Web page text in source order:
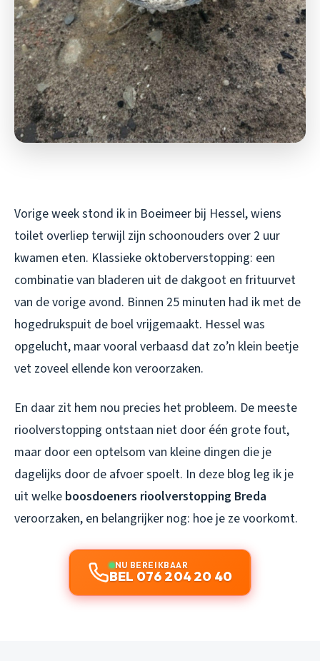
Vorige week stond ik in Boeimeer bij Hessel, wiens
toilet overliep terwijl zijn schoonouders over 2 uur
kwamen eten. Klassieke oktoberverstopping: een
combinatie van bladeren uit de dakgoot en frituurvet
van de vorige avond. Binnen 25 minuten had ik met de
hogedrukspuit de boel vrijgemaakt. Hessel was
opgelucht, maar vooral verbaasd dat zo’n klein beetje
vet zoveel ellende kon veroorzaken.
En daar zit hem nou precies het probleem. De meeste
rioolverstopping ontstaan niet door één grote fout,
maar door een optelsom van kleine dingen die je
dagelijks door de afvoer spoelt. In deze blog leg ik je
uit welke boosdoeners rioolverstopping Breda
veroorzaken, en belangrijker nog: hoe je ze voorkomt.
NU BEREIKBAAR
BEL 076 204 20 40